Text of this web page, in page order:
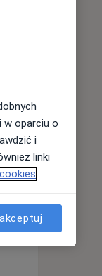
Śr,
12 Sie
w oparciu o
i
linki